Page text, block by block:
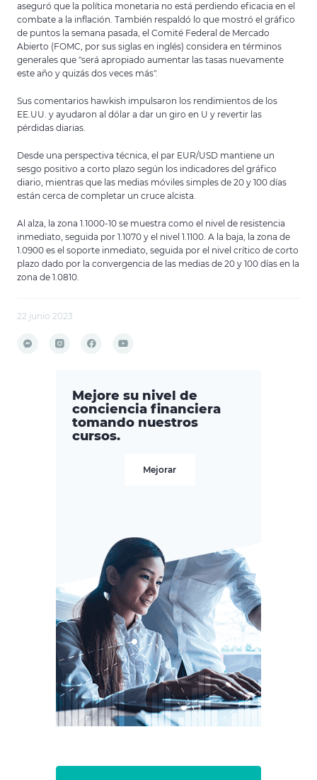
aseguró que la política monetaria no está perdiendo eficacia en el
combate a la inflación. También respaldó lo que mostró el gráfico
de puntos la semana pasada, el Comité Federal de Mercado
Abierto (FOMC, por sus siglas en inglés) considera en términos
generales que "será apropiado aumentar las tasas nuevamente
este año y quizás dos veces más".
Sus comentarios hawkish impulsaron los rendimientos de los
EE.UU. y ayudaron al dólar a dar un giro en U y revertir las
pérdidas diarias.
Desde una perspectiva técnica, el par EUR/USD mantiene un
sesgo positivo a corto plazo según los indicadores del gráfico
diario, mientras que las medias móviles simples de 20 y 100 días
están cerca de completar un cruce alcista.
Al alza, la zona 1.1000-10 se muestra como el nivel de resistencia
inmediato, seguida por 1.1070 y el nivel 1.1100. A la baja, la zona de
1.0900 es el soporte inmediato, seguida por el nivel crítico de corto
plazo dado por la convergencia de las medias de 20 y 100 días en la
zona de 1.0810.
22 junio 2023
Mejore su nivel de
conciencia financiera
tomando nuestros
cursos.
Mejorar